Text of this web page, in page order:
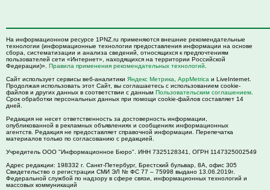
На информационном ресурсе 1PNZ.ru применяются внешние рекомендательные
технологии (информационные технологии предоставления информации на основе
сбора, систематизации и анализа сведений, относящихся к предпочтениям
пользователей сети «Интернет», находящихся на территории Российской
Федерации)». Правила применения рекомендательных технологий
Сайт использует сервисы веб-аналитики Яндекс Метрика AppMetrica и LiveInternet.
Продолжая использовать этот Сайт, вы соглашаетесь с использованием cookie-
файлов и других данных в соответствии с данным Пользовательским соглашением
Срок обработки персональных данных при помощи cookie-файлов составляет 14
дней.
Редакция не несет ответственность за достоверность информации,
опубликованной в рекламных объявлениях и сообщениях информационных
агентств. Редакция не предоставляет справочной информации. Перепечатка
материалов только по согласованию с редакцией.
Учредитель ООО "Информационное Бюро". ИНН 7325128341, ОГРН 1147325002549
Адрес редакции: 198332 г. Санкт-Петербург, Брестский бульвар, 8А, офис 305
Свидетельство о регистрации СМИ ЭЛ № ФС 77 – 75998 выдано 13.06.2019г.
Федеральной службой по надзору в сфере связи, информационных технологий и
массовых коммуникаций